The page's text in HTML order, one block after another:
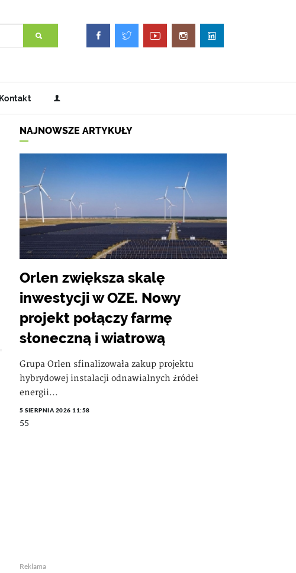
Kontakt
NAJNOWSZE ARTYKUŁY
Orlen zwiększa skalę
inwestycji w OZE. Nowy
projekt połączy farmę
słoneczną i wiatrową
Grupa Orlen sfinalizowała zakup projektu
hybrydowej instalacji odnawialnych źródeł
energii...
5 SIERPNIA 2026 11:58
55
Reklama